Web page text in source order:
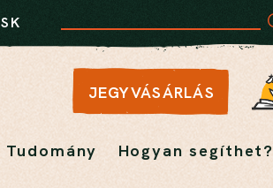
SK
JEGYVÁSÁRLÁS
Tudomány Hogyan segíthet?